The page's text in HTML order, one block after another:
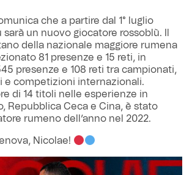
che a partire dal 1° luglio
un nuovo giocatore rossoblù. Il
della nazionale maggiore rumena
81 presenze e 15 reti, in
presenze e 108 reti tra campionati,
e competizioni internazionali.
di 14 titoli nelle esperienze in
Repubblica Ceca e Cina, è stato
rumeno dell’anno nel 2022.
Nicolae!